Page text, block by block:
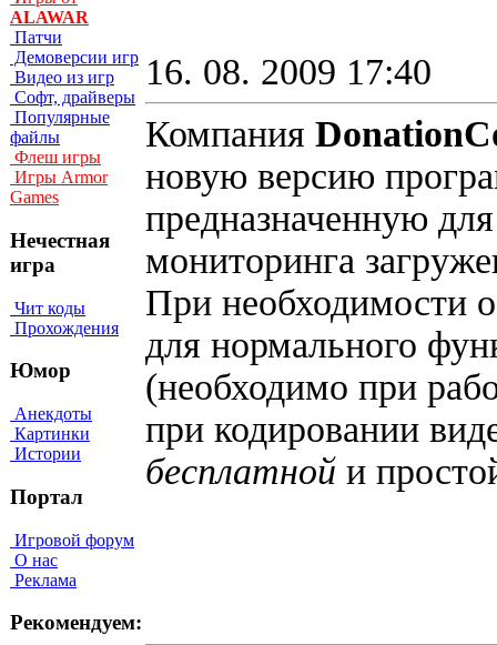
ALAWAR
Патчи
Демоверсии игр
Видео из игр
Софт, драйверы
Популярные
файлы
Флеш игры
Игры Armor
Games
Нечестная
игра
Чит коды
Прохождения
Юмор
Анекдоты
Картинки
Истории
Портал
Игровой форум
О нас
Реклама
Рекомендуем:
16. 08. 2009 17:40
Компания
новую версию
предназначенную
мониторинга
При необходимости
для нормального
(необходимо при
при кодировании
бесплатной и